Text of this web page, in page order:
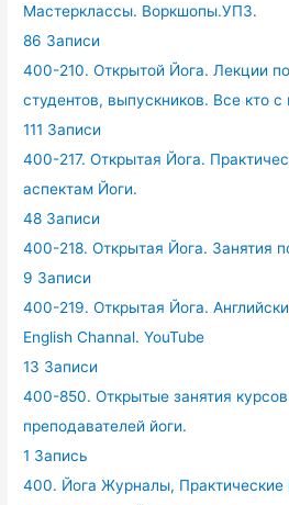
Мастерклассы. Воркшопы.УПЗ.
86 Записи
400-210. Открытой Йога. Лекции
студентов, выпускников. Все кто с
111 Записи
400-217. Открытая Йога.
аспектам Йоги.
48 Записи
400-218. Открытая Йога. Занятия
9 Записи
400-219. Открытая Йога.
English Channal. YouTube
13 Записи
400-850. Открытые занятия курсов
преподавателей йоги.
1 Запись
400. Йога Журналы, Практические